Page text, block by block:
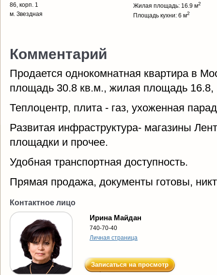
86, корп. 1
м. Звездная
Жилая площадь: 16.9 м2
Площадь кухни: 6 м2
Комментарий
Продается однокомнатная квартира в
площадь 30.8 кв.м., жилая площадь 16.8,
Теплоцентр, плита - газ, ухоженная
Развитая инфраструктура- магазины
площадки и прочее.
Удобная транспортная доступность.
Прямая продажа, документы готовы,
Контактное лицо
Ирина Майдан
740-70-40
Личная страница
Записаться на просмотр